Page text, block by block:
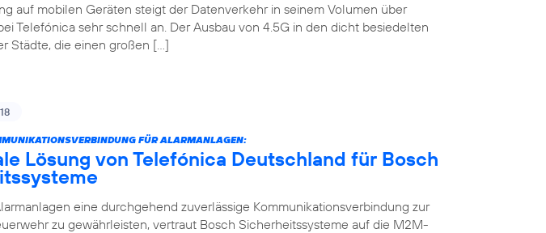
auf mobilen Geräten steigt der Datenverkehr in seinem Volumen über
Telefónica sehr schnell an. Der Ausbau von 4.5G in den dicht besiedelten
Städte, die einen großen […]
FÜR ALARMANLAGEN:
Lösung von Telefónica Deutschland für Bosch
eine durchgehend zuverlässige Kommunikationsverbindung zur
zu gewährleisten, vertraut Bosch Sicherheitssysteme auf die M2M-